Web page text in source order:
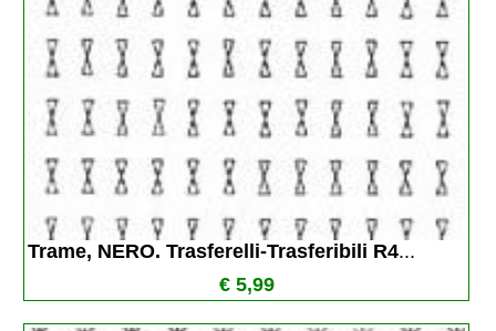
Trame, NERO. Trasferelli-Trasferibili R4...
€ 5,99